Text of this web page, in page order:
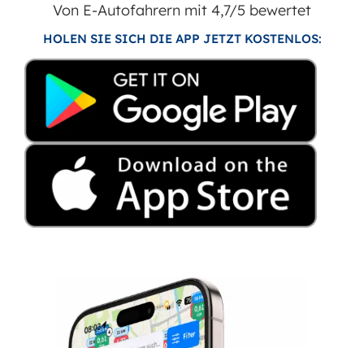
Von E-Autofahrern mit 4,7/5 bewertet
HOLEN SIE SICH DIE APP JETZT KOSTENLOS: